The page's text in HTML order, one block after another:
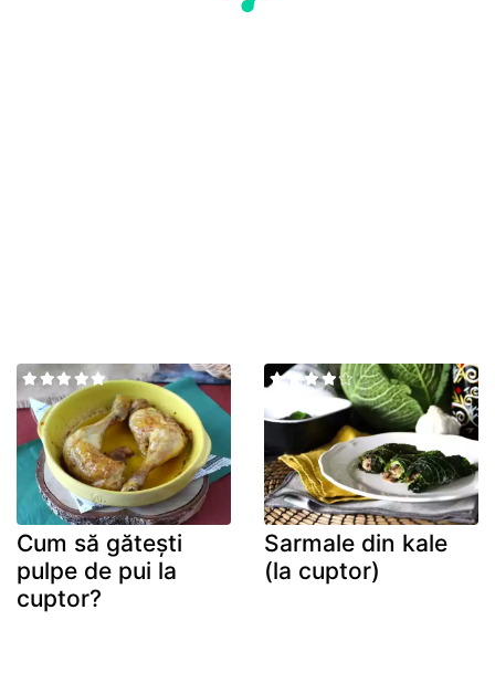
Cum să gătești
pulpe de pui la
cuptor?
Sarmale din kale
(la cuptor)